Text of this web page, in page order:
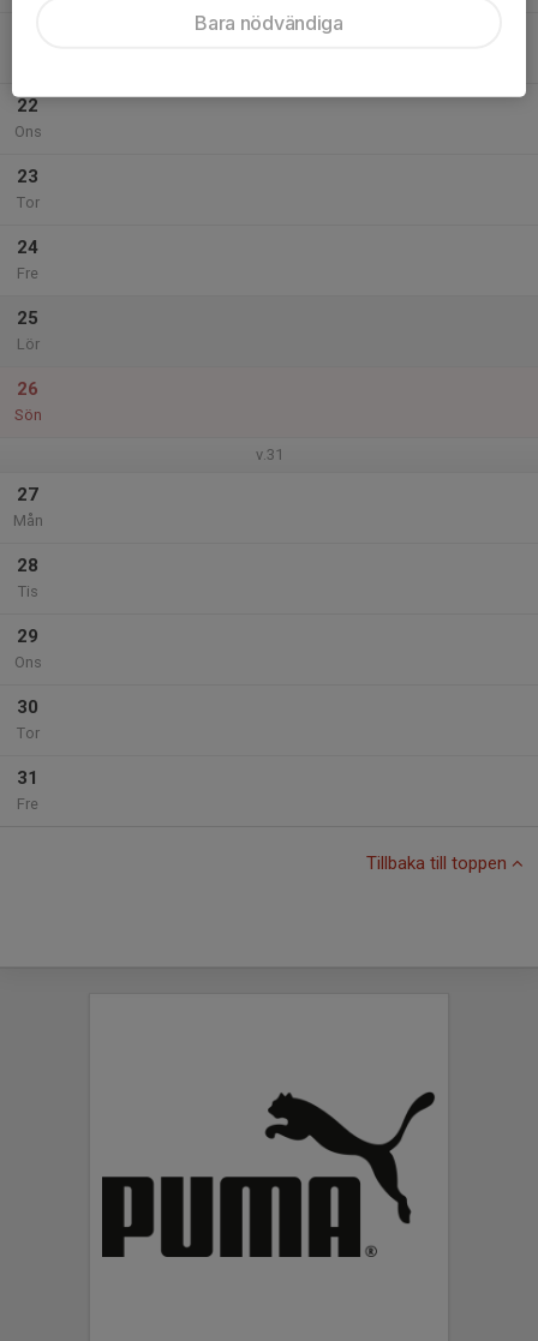
22
Ons
23
Tor
24
Fre
25
Lör
26
Sön
v.31
27
Mån
28
Tis
29
Ons
30
Tor
31
Fre
Tillbaka till toppen
Bara nödvändiga